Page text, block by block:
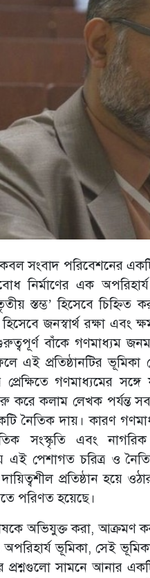
সংবাদ পরিবেশনের একটি
নির্মাণের এক অপরিহার্য
‘তৃতীয় স্তম্ভ’ হিসেবে
জনস্বার্থ রক্ষা এবং
গুরুত্বপূর্ণ বাঁকে গণমাধ্যম
এই প্রতিষ্ঠানটির
প্রেক্ষিতে গণমাধ্যমের
করে কলাম লেখক পর্যন্ত
নৈতিক দায়। কারণ
সংস্কৃতি এবং
এই পেশাগত চরিত্র ও
প্রতিষ্ঠান হয়ে
পরিণত হয়েছে।
অভিযুক্ত করা, আক্রমণ
অপরিহার্য ভূমিকা, সেই
প্রশ্নগুলো সামনে আনার